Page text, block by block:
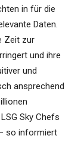
in für die
Daten.
Zeit zur
und ihre
und
ansprechend
Sky Chefs
so informiert